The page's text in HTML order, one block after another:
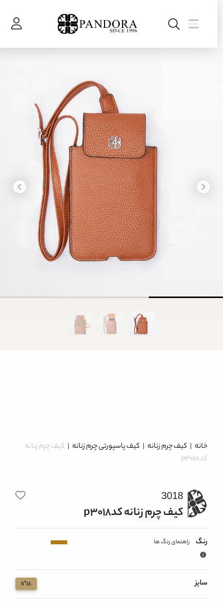
خانه | کیف چرم زنانه| کیف پاسپورتی چرم زنانه| کیف چرم زنانه
کدp3018
3018
کیف چرم زنانه کدp3018
رنگ راهنمای رنگ ها
سایز